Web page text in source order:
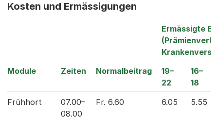
Kosten und Ermässigungen
Ermässigte
Module
Zeiten Normalbeitrag
19–
22
16–
18
Frühhort
07.00–
08.00
Fr. 6.60 6.05 5.55